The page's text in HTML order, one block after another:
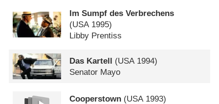
Im Sumpf des Verbrechens
(USA 1995)
Libby Prentiss
Das Kartell (USA 1994)
Senator Mayo
Cooperstown (USA 1993)